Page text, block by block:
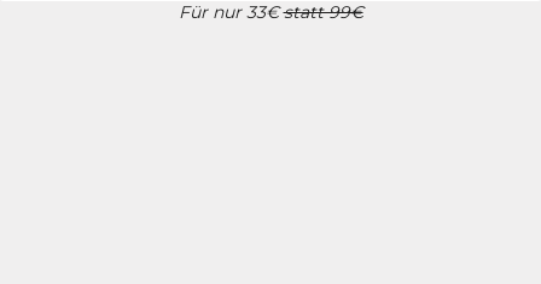
Für nur 33€ statt 99€